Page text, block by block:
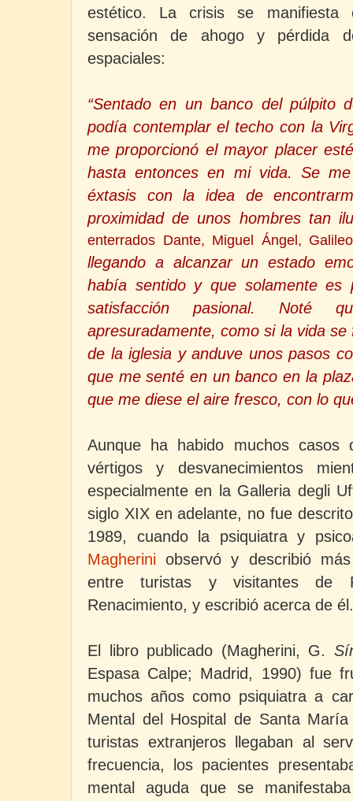
estético. La crisis se manifiesta
sensación de ahogo y pérdida
espaciales:
“Sentado en un banco del púlpito
podía contemplar el techo con la
me proporcionó el mayor placer
hasta entonces en mi vida. Se
éxtasis con la idea de
proximidad de unos hombres tan
enterrados Dante, Miguel Ángel,
llegando a alcanzar un estado
había sentido y que solamente es
satisfacción pasional. Noté
apresuradamente, como si la vida
de la iglesia y anduve unos pasos
que me senté en un banco en la
que me diese el aire fresco, con lo
Aunque ha habido muchos
vértigos y desvanecimientos
especialmente en la Galleria degli
siglo XIX en adelante, no fue
1989, cuando la psiquiatra y
Magherini
observó y describió
entre turistas y visitantes de
Renacimiento, y escribió acerca de él.
El libro publicado (Magherini, G.
Espasa Calpe; Madrid, 1990) fue
muchos años como psiquiatra a
Mental del Hospital de Santa
turistas extranjeros llegaban al
frecuencia, los pacientes
mental aguda que se